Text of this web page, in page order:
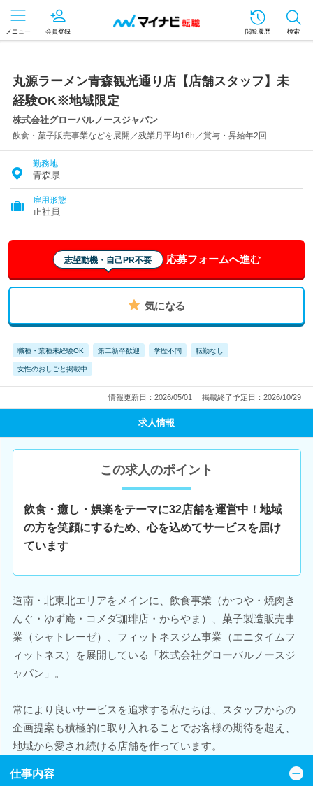
メニュー 会員登録 閲覧履歴 検索
丸源ラーメン青森観光通り店【店舗スタッフ】未
経験OK※地域限定
株式会社グローバルノースジャパン
飲食・菓子販売事業などを展開／残業月平均16h／賞与・昇給年2回
勤務地
青森県
雇用形態
正社員
志望動機・自己PR不要 応募フォームへ進む
気になる
職種・業種未経験OK 第二新卒歓迎 学歴不問 転勤なし
女性のおしごと掲載中
情報更新日：2026/05/01 掲載終了予定日：2026/10/29
求人情報
この求人のポイント
飲食・癒し・娯楽をテーマに32店舗を運営中！地域
の方を笑顔にするため、心を込めてサービスを届け
ています
道南・北東北エリアをメインに、飲食事業（かつや・焼肉き
んぐ・ゆず庵・コメダ珈琲店・からやま）、菓子製造販売事
業（シャトレーゼ）、フィットネスジム事業（エニタイムフ
ィットネス）を展開している「株式会社グローバルノースジ
ャパン」。
常により良いサービスを追求する私たちは、スタッフからの
企画提案も積極的に取り入れることでお客様の期待を超え、
地域から愛され続ける店舗を作っています。
仕事内容